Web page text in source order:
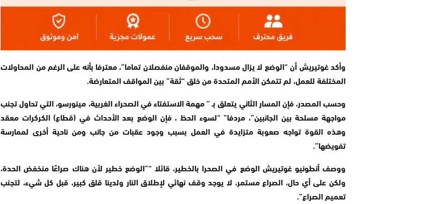
وأكد غوتيريش أن “الوضع لا يزال مسدودا، والموقفان منفصلان تماما”، معترفا بأنه على الرغم من المحاولات
المختلفة للعمل، لم تتمكن الأمم المتحدة من خلق “ثقة” بين المواقف المتعارضة.
وحسب المصدر، فإن المسار الثاني يتعلق بـ ” مهمة الاستفتاء في الصحراء الغربية، مينورسو، التي تحاول تجنب
مواجهة مسلحة بين الجانبين”، مردفا” “لسوء الحظ ، فإن الوضع بعد الأحداث في (قطاع) الكركرات معقد
وهذه القوة تواجه صعوبة متزايدة في العمل بسبب وجود عقبات من جانب ومن ناحية أخرى لممارسة
تفويضها”.
ووصف أنطونيو غوتيريش الوضع في الصحرا بالخطير، قائلا “”الوضع خطير لأن هناك صراعًا منخفض الحدة،
ولكن على أي حال، الصراع مستمر، لا يوجد وقف نهائي لإطلاق النار ولدينا قلق كبير، قبل كل شيء، لتجنب
تعميم الصراع”.